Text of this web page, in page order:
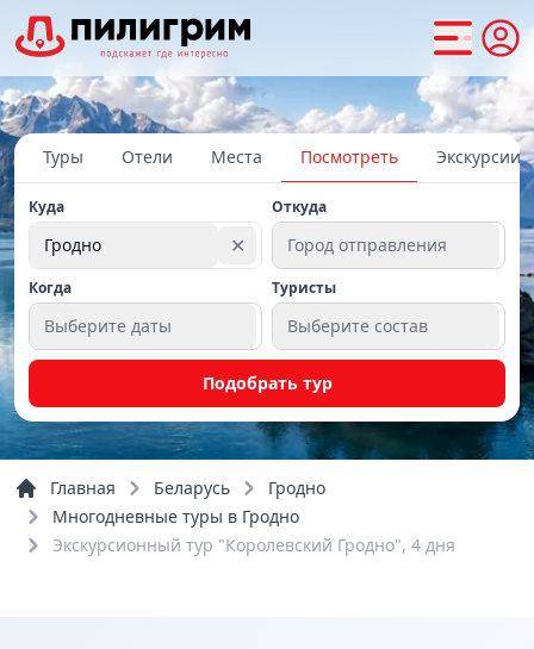
Туры Отели Места Посмотреть Экскурсии
Куда
Гродно ✕
Откуда
Город отправления
Когда
Выберите даты
Туристы
Выберите состав
Подобрать тур
Главная Беларусь
Гродно
Многодневные туры в Гродно
Экскурсионный тур "Королевский Гродно", 4 дня